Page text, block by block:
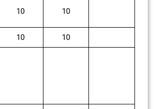
10 10
10 10